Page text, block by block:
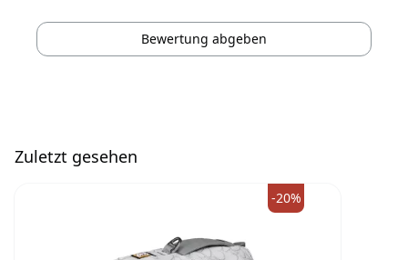
Bewertung abgeben
Zuletzt gesehen
-20%